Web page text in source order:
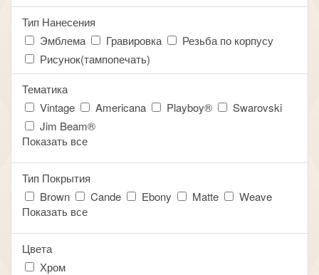
Тип Нанесения
Эмблема
Гравировка
Резьба по корпусу
Рисунок(тампопечать)
Тематика
Vintage
Americana Playboy®
Swarovski
Jim Beam®
Показать все
Тип Покрытия
Brown
Cande Ebony Matte
Weave
Показать все
Цвета
Хром